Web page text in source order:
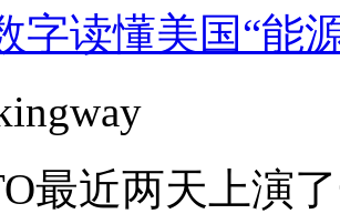
字读懂美国“能
近两天上演了